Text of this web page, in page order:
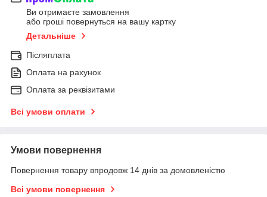
Ви отримаєте замовлення
або гроші повернуться на вашу картку
Детальніше
Післяплата
Оплата на рахунок
Оплата за реквізитами
Всі умови оплати
Умови повернення
Повернення товару впродовж 14 днів за домовленістю
Всі умови повернення